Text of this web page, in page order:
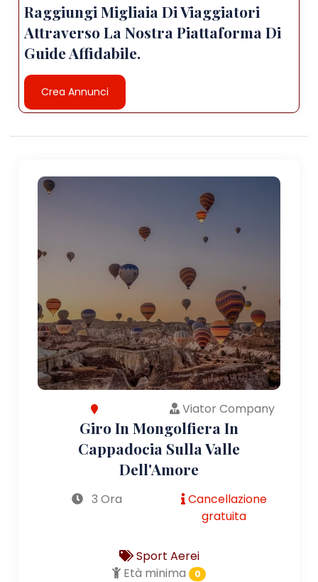
Raggiungi Migliaia Di Viaggiatori
Attraverso La Nostra Piattaforma Di
Guide Affidabile.
Crea Annunci
Viator Company
Giro In Mongolfiera In
Cappadocia Sulla Valle
Dell'Amore
3 Ora
Cancellazione
gratuita
Sport Aerei
Età minima
0